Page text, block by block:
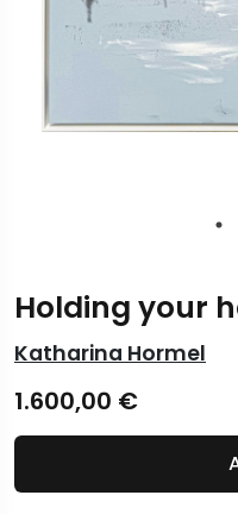
Holding your
Katharina Hormel
1.600,00 €